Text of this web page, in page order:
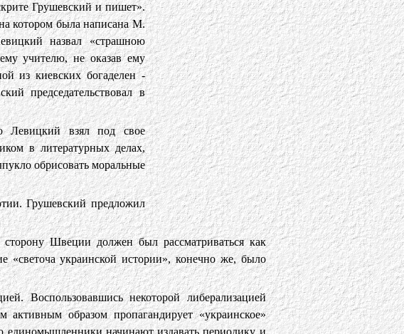
Грушевский и пишет».
котором была написана М.
назвал «страшною
учителю, не оказав ему
из киевских богаделен -
председательствовал в
взял под свое
в литературных делах,
обрисовать моральные
Грушевский предложил
Швеции должен был рассматриваться как
«светоча украинской истории», конечно же, было
Воспользовавшись некоторой либерализацией
образом пропагандирует «украинское»
единомышленники начинают издавать периодику и